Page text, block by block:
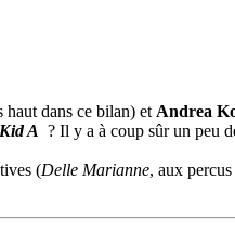
haut dans ce bilan) et Andrea
Kid A ? Il y a à coup sûr un peu
(Delle Marianne, aux